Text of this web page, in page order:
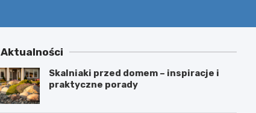
Aktualności
Skalniaki przed domem – inspiracje i
praktyczne porady